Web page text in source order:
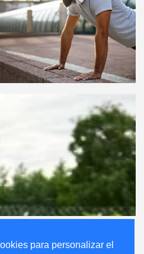
para personalizar el
para personalizar el